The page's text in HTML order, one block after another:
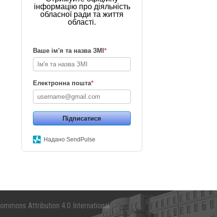
інформацію про діяльність
обласної ради та життя
області.
Ваше ім'я та назва ЗМІ*
Електронна пошта*
Підписатися
Надано SendPulse
Attribution 4.0 International